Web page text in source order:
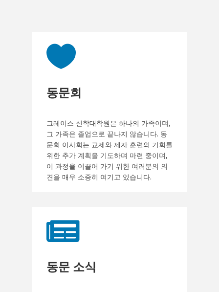

동문회
그레이스 신학대학원은 하나의 가족이며,
그 가족은 졸업으로 끝나지 않습니다. 동
문회 이사회는 교제와 제자 훈련의 기회를
위한 추가 계획을 기도하며 마련 중이며,
이 과정을 이끌어 가기 위한 여러분의 의
견을 매우 소중히 여기고 있습니다.

동문 소식